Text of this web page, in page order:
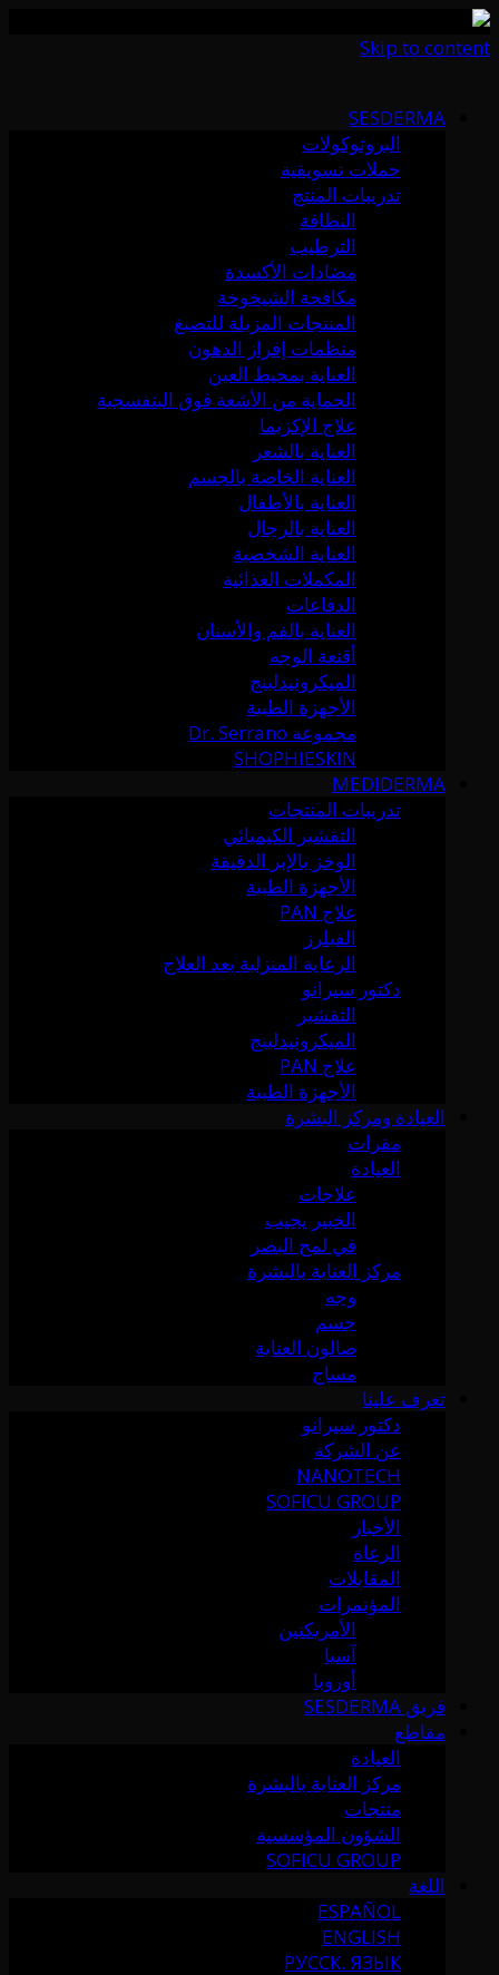
Skip to content
SESDERMA
البروتوكولات
حملات تسويقية
تدريبات المنتج
النظافة
الترطيب
مضادات الأكسدة
مكافحة الشيخوخة
المنتجات المزيلة للتصبغ
منظمات إفراز الدهون
العناية بمحيط العين
الحماية من الأشعة فوق البنفسجية
علاج الإكزيما
العناية بالشعر
العناية الخاصة بالجسم
العناية بالأطفال
العناية بالرجال
العناية الشخصية
المكملات الغذائية
الدفاعات
العناية بالفم والأسنان
أقنعة الوجه
الميكرونيدلينج
الأجهزة الطبية
مجموعة Dr. Serrano
SHOPHIESKIN
MEDIDERMA
تدريبات المنتجات
التقشير الكيميائي
الوخز بالإبر الدقيقة
الأجهزة الطبية
علاج PAN
الفيلرز
الرعاية المنزلية بعد العلاج
دكتور سيرانو
التقشير
الميكرونيدلينج
علاج PAN
الأجهزة الطبية
العيادة ومركز البشرة
مقرات
العيادة
علاجات
الخبير يجيب
في لمح البصر
مركز العناية بالبشرة
وجه
جسم
صالون العناية
مساج
تعرف علينا
دكتور سيرانو
عن الشركة
NANOTECH
SOFICU GROUP
الأخبار
الرعاة
المقابلات
المؤتمرات
الأمريكتين
آسيا
أوروبا
فريق SESDERMA
مقاطع
العيادة
مركز العناية بالبشرة
منتجات
الشؤون المؤسسية
SOFICU GROUP
اللغة
ESPAÑOL
ENGLISH
РУССК. ЯЗЫК